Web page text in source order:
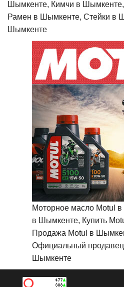
Шымкенте, Кимчи в
Рамен в Шымкенте, Стейки в
Шымкенте
Моторное масло Motul
в Шымкенте, Купить
Продажа Motul в
Официальный продавец
Шымкенте